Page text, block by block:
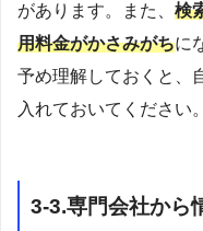
があります。また、 検
用料金がかさみがちに
予め理解しておくと、
入れておいてください。
3-3.専門会社から